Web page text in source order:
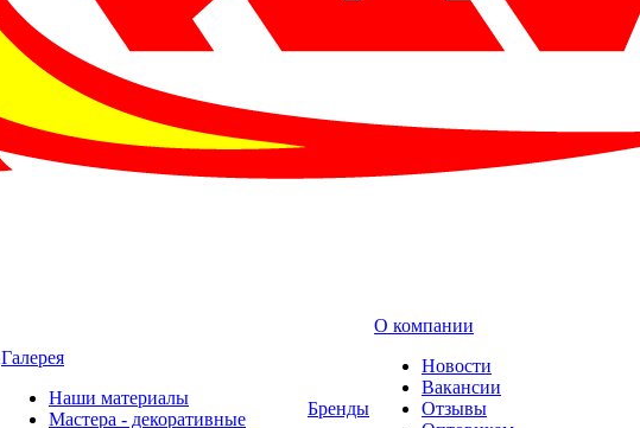
Галерея
Наши материалы
Мастера - декоративные
Бренды
О компании
Новости
Вакансии
Отзывы